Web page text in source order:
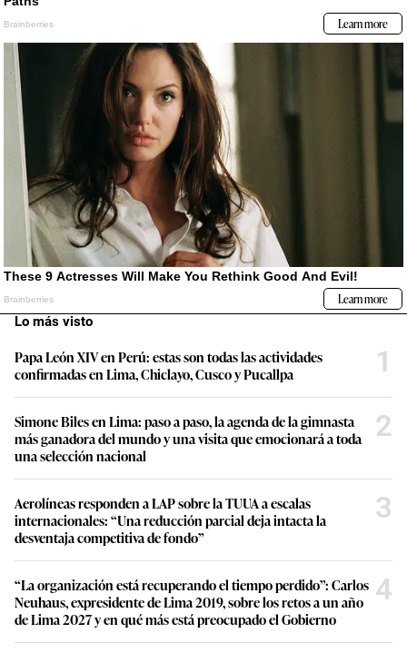
Lo más visto
Papa León XIV en Perú: estas son todas las actividades
confirmadas en Lima, Chiclayo, Cusco y Pucallpa
1
Simone Biles en Lima: paso a paso, la agenda de la gimnasta
más ganadora del mundo y una visita que emocionará a toda
una selección nacional
2
Aerolíneas responden a LAP sobre la TUUA a escalas
internacionales: “Una reducción parcial deja intacta la
desventaja competitiva de fondo”
3
“La organización está recuperando el tiempo perdido”: Carlos
Neuhaus, expresidente de Lima 2019, sobre los retos a un año
de Lima 2027 y en qué más está preocupado el Gobierno
4